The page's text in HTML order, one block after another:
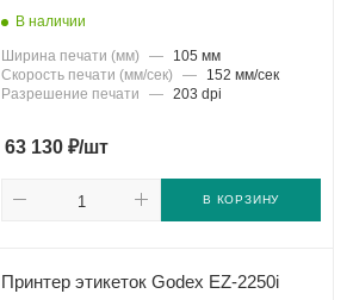
В наличии
Ширина печати (мм) —
105 мм
Скорость печати (мм/сек)
—
152 мм/сек
Разрешение печати
— 203 dpi
63 130 ₽/шт
В КОРЗИНУ
Принтер этикеток Godex EZ-2250i